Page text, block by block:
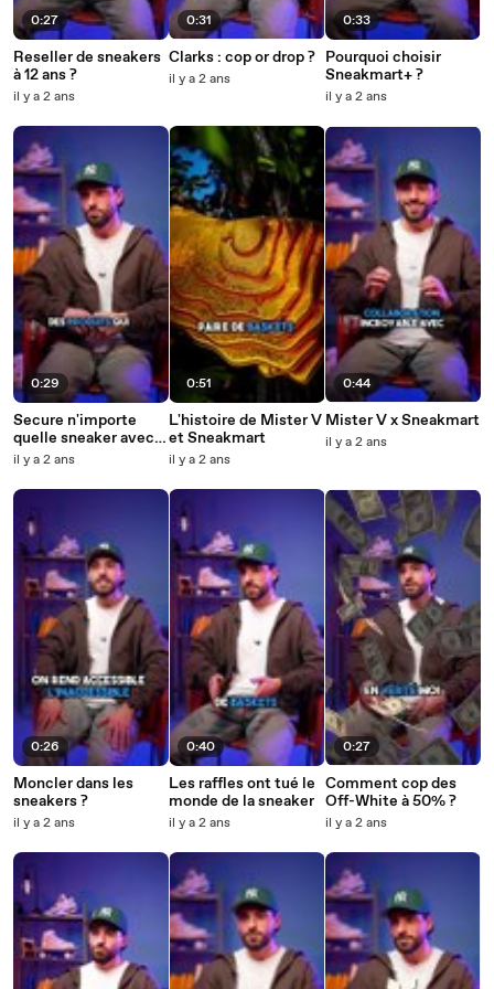
0:27
Reseller de sneakers
à 12 ans ?
il y a 2 ans
0:29
Secure n'importe
quelle sneaker avec
Sneakmart
il y a 2 ans
0:26
Moncler dans les
sneakers ?
il y a 2 ans
0:31
Clarks : cop or drop ?
il y a 2 ans
0:51
L'histoire de Mister V
et Sneakmart
il y a 2 ans
0:40
Les raffles ont tué le
monde de la sneaker
il y a 2 ans
0:33
Pourquoi choisir
Sneakmart+ ?
il y a 2 ans
0:44
Mister V x Sneakmart
il y a 2 ans
0:27
Comment cop des
Off-White à 50% ?
il y a 2 ans